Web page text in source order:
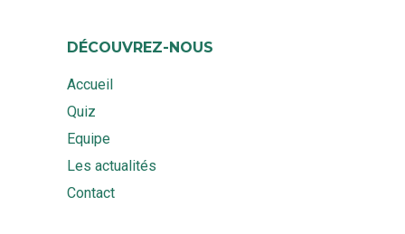
DÉCOUVREZ-NOUS
Accueil
Quiz
Equipe
Les actualités
Contact